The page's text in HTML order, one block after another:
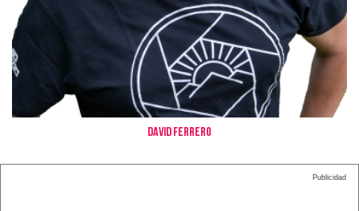
David Ferrero
Publicidad